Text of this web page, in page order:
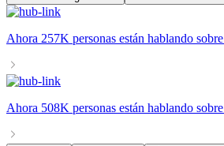
Ahora 257K personas están hablando sobre
Ahora 508K personas están hablando sobre